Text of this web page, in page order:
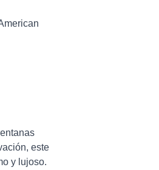
este
y lujoso.